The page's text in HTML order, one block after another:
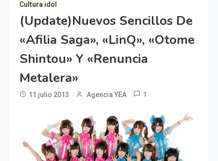
Cultura idol
(Update)Nuevos Sencillos De
«Afilia Saga», «LinQ», «Otome
Shintou» Y «renuncia
Metalera»
11 julio 2013 Agencia YEA 1